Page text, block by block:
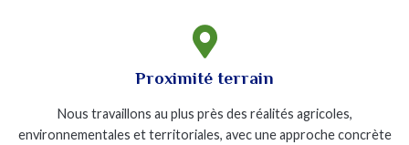

Proximité terrain
Nous travaillons au plus près des réalités agricoles,
environnementales et territoriales, avec une approche concrète